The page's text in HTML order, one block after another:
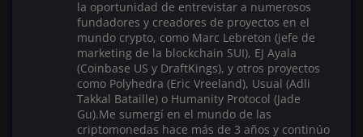
la oportunidad de entrevistar a numerosos
fundadores y creadores de proyectos en el
mundo crypto, como Marc Lebreton (jefe de
marketing de la blockchain SUI), EJ Ayala
(Coinbase US y DraftKings), y otros proyectos
como Polyhedra (Eric Vreeland), Usual (Adli
Takkal Bataille) o Humanity Protocol (Jade
Gu).Me sumergí en el mundo de las
criptomonedas hace más de 3 años y continúo